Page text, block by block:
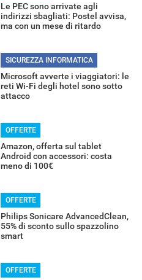
Le PEC sono arrivate agli
indirizzi sbagliati: Postel avvisa,
ma con un mese di ritardo
SICUREZZA INFORMATICA
Microsoft avverte i viaggiatori: le
reti Wi-Fi degli hotel sono sotto
attacco
OFFERTE
Amazon, offerta sul tablet
Android con accessori: costa
meno di 100€
OFFERTE
Philips Sonicare AdvancedClean,
55% di sconto sullo spazzolino
smart
OFFERTE